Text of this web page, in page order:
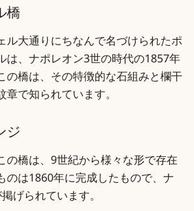
橋
ル大通りにちなんで名づけられたポ
は、ナポレオン3世の時代の1857年
の橋は、その特徴的な石組みと欄干
で知られています。
ジ
の橋は、9世紀から様々な形で存在
のは1860年に完成したもので、ナ
げられています。